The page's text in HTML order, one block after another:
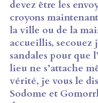
devez être les
croyons
la ville ou de la
accueillis, secouez
sandales pour que
lieu ne s’attache
vérité, je vous le
Sodome et